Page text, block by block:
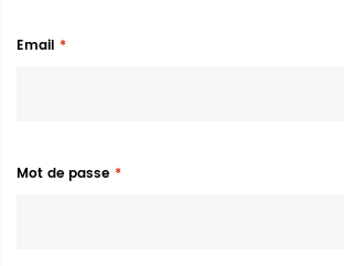
Email
Mot de passe